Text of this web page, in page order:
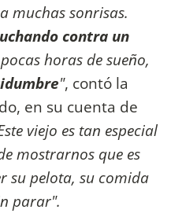
muchas sonrisas.
contra un
horas de sueño,
", contó la
en su cuenta de
viejo es tan especial
mostrarnos que es
su pelota, su comida
parar".